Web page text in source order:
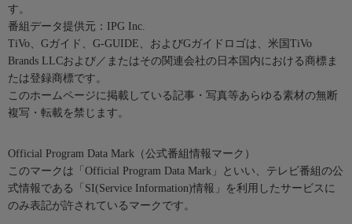
す。
番組データ提供元：IPG Inc.
TiVo、Gガイド、G-GUIDE、およびGガイドロゴは、米国TiVo
Brands LLCおよび／またはその関連会社の日本国内における商標ま
たは登録商標です。
このホームページに掲載している記事・写真等あらゆる素材の無断
複写・転載を禁じます。
Official Program Data Mark（公式番組情報マーク）
このマークは「Official Program Data Mark」といい、テレビ番組の公
式情報である「SI(Service Information)情報」を利用したサービスに
のみ表記が許されているマークです。